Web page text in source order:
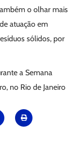
o olhar mais
atuação em
sólidos, por
a Semana
no Rio de Janeiro